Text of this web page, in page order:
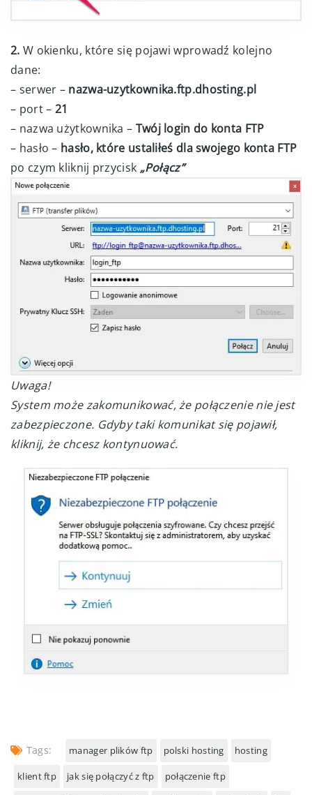
2. W okienku, które się pojawi wprowadź kolejno
dane:
– serwer – nazwa-uzytkownika.ftp.dhosting.pl
– port – 21
– nazwa użytkownika – Twój login do konta FTP
– hasło – hasło, które ustaliłeś dla swojego konta FTP
po czym kliknij przycisk „Połącz”
Uwaga!
System może zakomunikować, że połączenie nie jest
zabezpieczone. Gdyby taki komunikat się pojawił,
kliknij, że chcesz kontynuować.
Tags: manager plików ftp polski hosting hosting
klient ftp jak się połączyć z ftp połączenie ftp